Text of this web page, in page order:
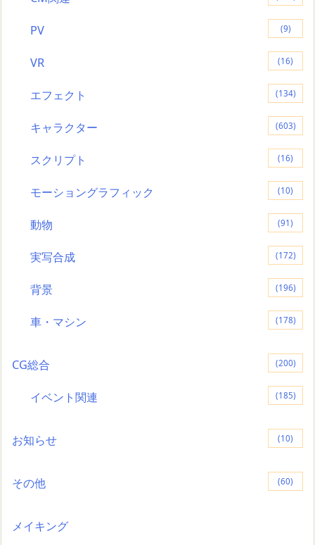
PV (9)
VR (16)
エフェクト (134)
キャラクター (603)
スクリプト (16)
モーショングラフィック (10)
動物 (91)
実写合成 (172)
背景 (196)
車・マシン (178)
CG総合 (200)
イベント関連 (185)
お知らせ (10)
その他 (60)
メイキング